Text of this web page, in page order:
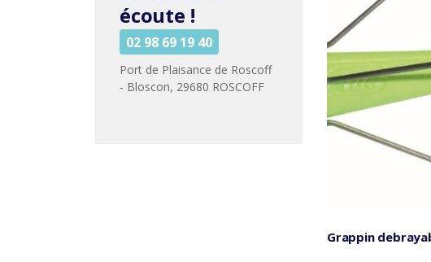
Grappin
écoute !
02 98 69 19 40
Port de Plaisance de Roscoff
- Bloscon, 29680 ROSCOFF